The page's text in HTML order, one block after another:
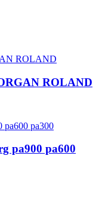
ROLAND
pa900 pa600